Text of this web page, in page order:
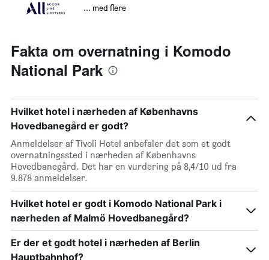
... med flere
Fakta om overnatning i Komodo
National Park
Hvilket hotel i nærheden af Københavns
Hovedbanegård er godt?
Anmeldelser af Tivoli Hotel anbefaler det som et godt
overnatningssted i nærheden af Københavns
Hovedbanegård. Det har en vurdering på 8,4/10 ud fra
9.878 anmeldelser.
Hvilket hotel er godt i Komodo National Park i
nærheden af Malmö Hovedbanegård?
Er der et godt hotel i nærheden af Berlin
Hauptbahnhof?